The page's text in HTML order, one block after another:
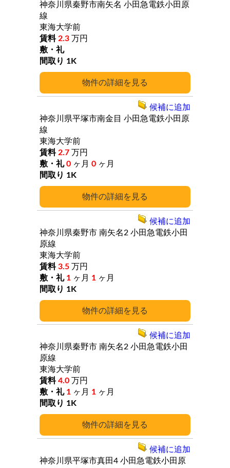
詳細
神奈川県秦野市南矢名 小田急電鉄小田原
線
東海大学前
2.3 万円
1K
詳細
神奈川県平塚市南金目 小田急電鉄小田原
線
東海大学前
2.7 万円
0 ヶ月 0 ヶ月
1K
候補に追加
詳細
神奈川県秦野市 南矢名2 小田急電鉄小田
原線
東海大学前
3.5 万円
1 ヶ月 1 ヶ月
1K
候補に追加
詳細
神奈川県秦野市 南矢名2 小田急電鉄小田
原線
東海大学前
4.0 万円
1 ヶ月 1 ヶ月
1K
候補に追加
神奈川県平塚市真田4 小田急電鉄小田原
候補に追加